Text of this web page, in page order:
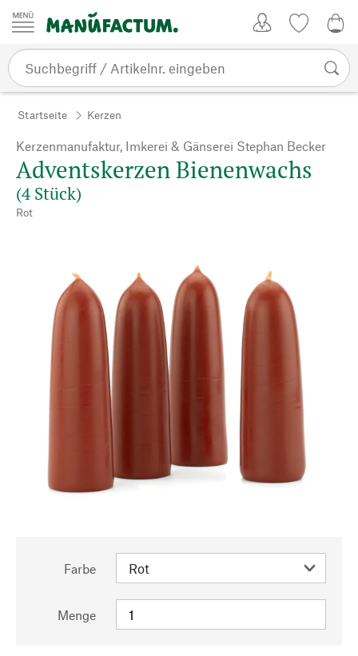
Zum Inhalt springen
Startseite Kerzen
Kerzenmanufaktur, Imkerei & Gänserei Stephan Becker
Adventskerzen Bienenwachs
(4 Stück)
Rot
Farbe
Menge